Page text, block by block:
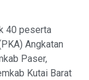
40 peserta
Angkatan
Paser,
Kutai Barat